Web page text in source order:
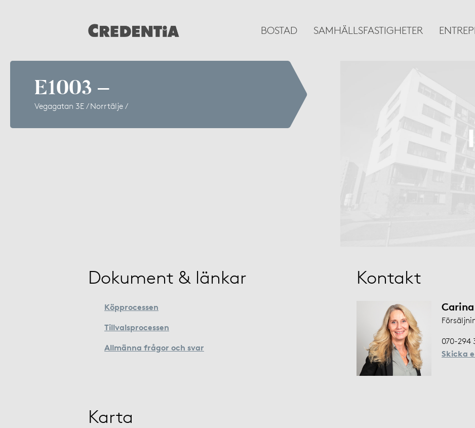
BOSTAD SAMHÄLLSFASTIGHETER
E1003 –
Vegagatan 3E / Norrtälje /
Dokument & länkar
Köpprocessen
Tillvalsprocessen
Allmänna frågor och svar
Kontakt
070-294
Skicka
Karta